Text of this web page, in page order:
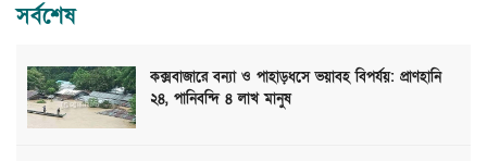
সর্বশেষ
কক্সবাজারে বন্যা ও পাহাড়ধসে ভয়াবহ বিপর্যয়: প্রাণহানি
২৪, পানিবন্দি ৪ লাখ মানুষ